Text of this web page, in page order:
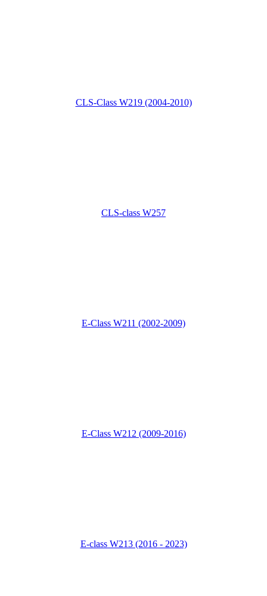
CLS-Class W219 (2004-2010)
CLS-class W257
E-Class W211 (2002-2009)
E-Class W212 (2009-2016)
E-class W213 (2016 - 2023)